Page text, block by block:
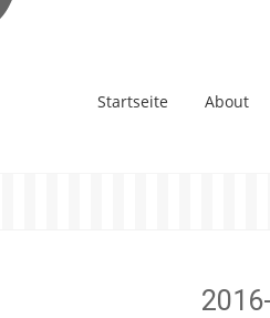
Startseite About